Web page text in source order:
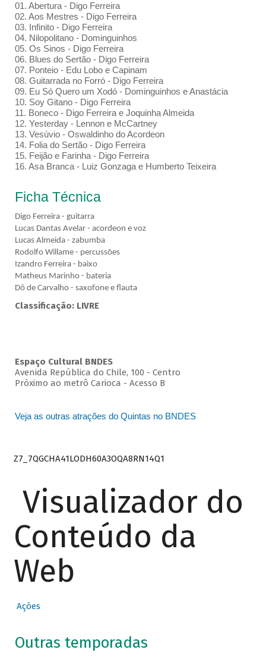
01. Abertura - Digo Ferreira
02. Aos Mestres - Digo Ferreira
03. Infinito - Digo Ferreira
04. Nilopolitano - Dominguinhos
05. Os Sinos - Digo Ferreira
06. Blues do Sertão - Digo Ferreira
07. Ponteio - Edu Lobo e Capinam
08. Guitarrada no Forró - Digo Ferreira
09. Eu Só Quero um Xodó - Dominguinhos e Anastácia
10. Soy Gitano - Digo Ferreira
11. Boneco - Digo Ferreira e Joquinha Almeida
12. Yesterday - Lennon e McCartney
13. Vesúvio - Oswaldinho do Acordeon
14. Folia do Sertão - Digo Ferreira
15. Feijão e Farinha - Digo Ferreira
16. Asa Branca - Luiz Gonzaga e Humberto Teixeira
Ficha Técnica
Digo Ferreira - guitarra
Lucas Dantas Avelar - acordeon e voz
Lucas Almeida - zabumba
Rodolfo Willame - percussões
Izandro Ferreira - baixo
Matheus Marinho - bateria
Dô de Carvalho - saxofone e flauta
Classificação: LIVRE
Espaço Cultural BNDES
Avenida República do Chile, 100 - Centro
Próximo ao metrô Carioca - Acesso B
Veja as outras atrações do Quintas no BNDES
Z7_7QGCHA41LODH60A3OQA8RN14Q1
Visualizador do
Conteúdo da
Web
Ações
Outras temporadas